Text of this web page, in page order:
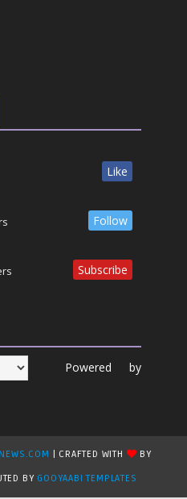
Like
Follow
Subscribe
Powered by
| CRAFTED WITH
BY
BY GOOYAABI TEMPLATES